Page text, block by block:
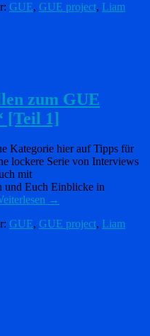
GUE, GUE project, Liam
zum GUE
[Teil 1]
Kategorie hier auf Tipps für
lockere Serie von Interviews
mit
und Euch Einblicke in
→
GUE, GUE project, Liam